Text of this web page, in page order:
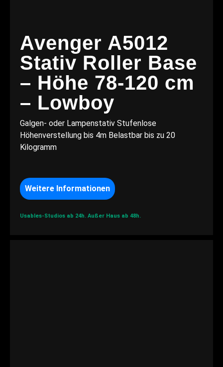
Avenger A5012
Stativ Roller Base
– Höhe 78-120 cm
– Lowboy
Galgen- oder Lampenstativ Stufenlose
Höhenverstellung bis 4m Belastbar bis zu 20
Kilogramm
Weitere Informationen
Usables-Studios ab 24h. Außer Haus ab 48h.